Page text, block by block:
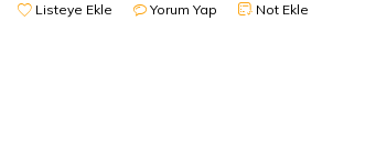
Listeye Ekle Yorum Yap Not Ekle